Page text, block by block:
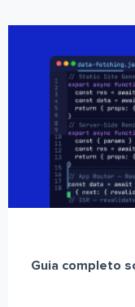
Guia completo